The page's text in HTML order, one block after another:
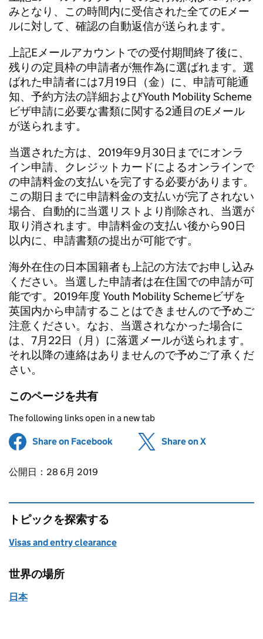
みとなり、この時間内に受信された全てのEメー
ルに対して、確認の自動返信が送られます。
上記Eメールアカウントでの受付期間終了後に、
残りの定員枠の申請者が無作為に選ばれます。選
ばれた申請者には7月19日（金）に、申請可能通
知、予約方法の詳細およびYouth Mobility Scheme
ビザ申請に必要な書類に関する2通目のEメール
が送られます。
当選された方は、2019年9月30日までにオンラ
イン申請、クレジットカードによるオンラインで
の申請料金の支払いを完了する必要があります。
この期日までに申請料金の支払いが完了されない
場合、自動的に当選リストより削除され、当選が
取り消されます。申請料金の支払い後から90日
以内に、申請書類の提出が可能です。
海外在住の日本国籍者も上記の方法でお申し込み
ください。当選した申請者は在住国での申請が可
能です。2019年度 Youth Mobility Schemeビザを
英国内から申請することはできませんので予めご
注意ください。なお、当選されなかった場合に
は、7月22日（月）に落選メールが送られます。
それ以降の連絡はありませんので予めご了承くだ
さい。
このページを共有
The following links open in a new tab
Share on Facebook (opens in new tab)
Share on X
Updates to this page
公開日：28 6月 2019
トピックを探索する
Visas and entry clearance
世界の場所
日本